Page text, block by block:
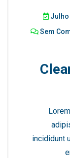
Julho
Sem
incididunt